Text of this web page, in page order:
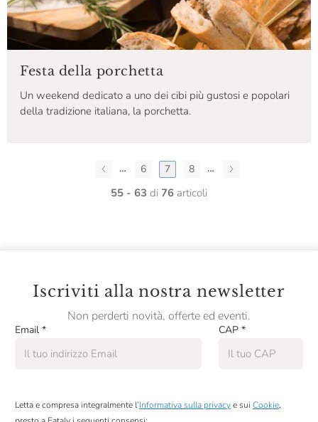
Festa della porchetta
Un weekend dedicato a uno dei cibi più gustosi e popolari
della tradizione italiana, la porchetta.
… 6 7 8 …
55 - 63 di 76 articoli
Iscriviti alla nostra newsletter
Non perderti novità, offerte ed eventi.
Email * CAP *
Letta e compresa integralmente l’Informativa sulla privacye sui Cookie,